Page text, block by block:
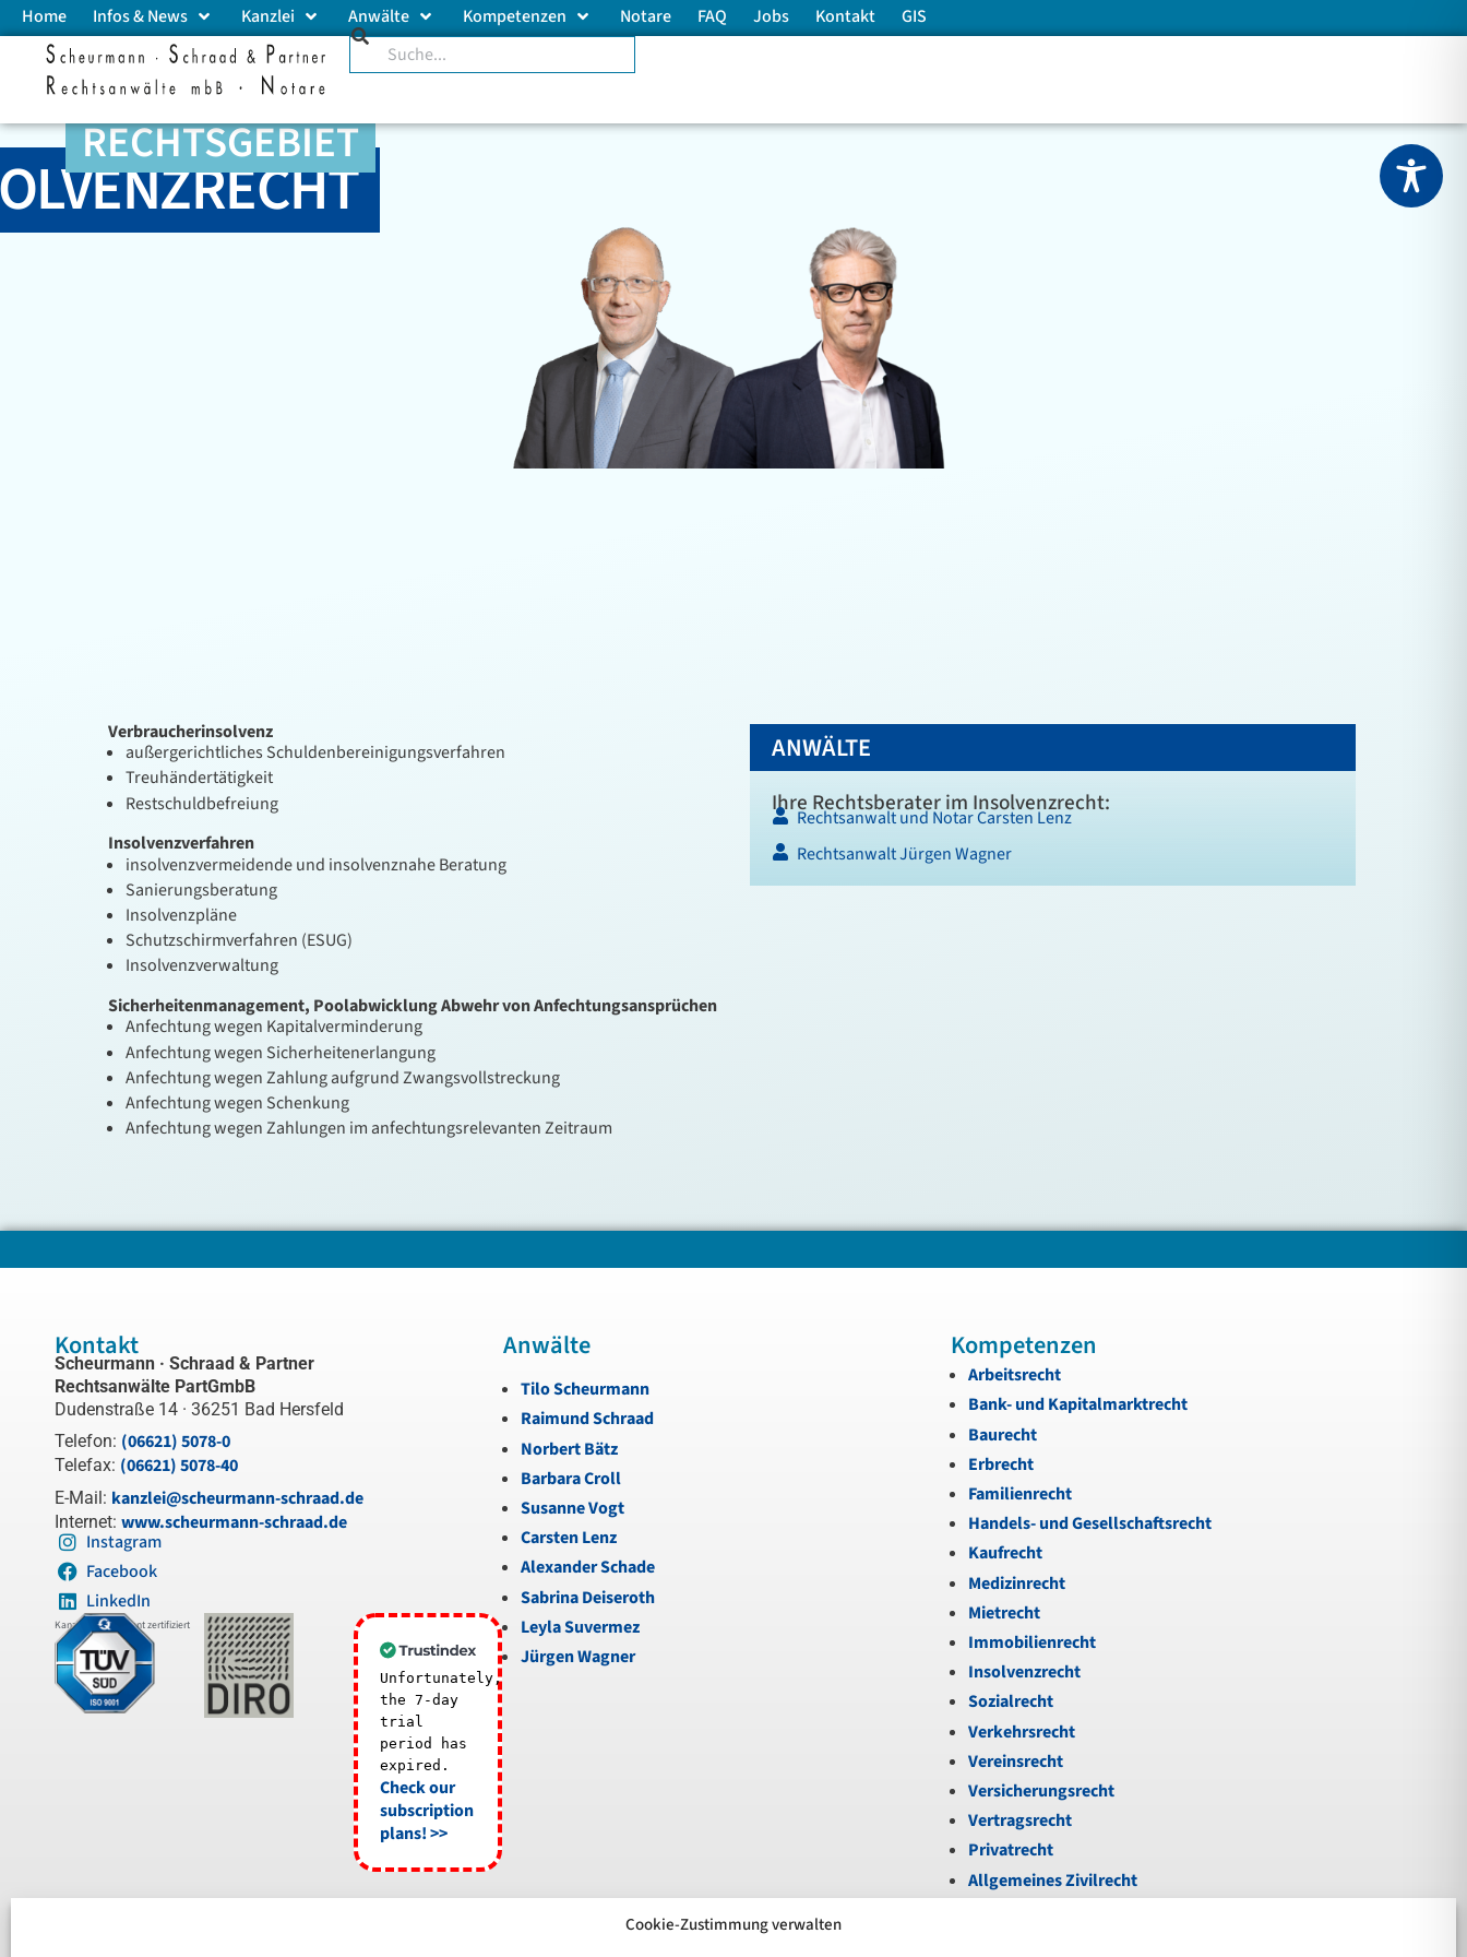
Cookie-Zustimmung verwalten
Home Infos & News Kanzlei Anwälte Kompetenzen Notare FAQ Jobs Kontakt GIS
RECHTSGEBIET
Verbraucherinsolvenz
außergerichtliches Schuldenbereinigungsverfahren
Treuhändertätigkeit
Restschuldbefreiung
Insolvenzverfahren
insolvenzvermeidende und insolvenznahe Beratung
Sanierungsberatung
Insolvenzpläne
Schutzschirmverfahren (ESUG)
Insolvenzverwaltung
Sicherheitenmanagement, PoolabwicklungAbwehr von Anfechtungsansprüchen
Anfechtung wegen Kapitalverminderung
Anfechtung wegen Sicherheitenerlangung
Anfechtung wegen Zahlung aufgrund Zwangsvollstreckung
Anfechtung wegen Schenkung
Anfechtung wegen Zahlungen im anfechtungsrelevanten Zeitraum
ANWÄLTE
Ihre Rechtsberater im Insolvenzrecht:
Rechtsanwalt und Notar Carsten Lenz
Rechtsanwalt Jürgen Wagner
Kontakt
Scheurmann · Schraad & Partner
Rechtsanwälte PartGmbB
Dudenstraße 14 · 36251 Bad Hersfeld
Telefon: (06621) 5078-0
Telefax: (06621) 5078-40
E-Mail: kanzlei@scheurmann-schraad.de
Internet: www.scheurmann-schraad.de
Instagram
Facebook
LinkedIn
Kanzleimanagement zertifiziert
Unfortunately,
the 7-day
trial
period has
expired.
Check our
subscription
plans! >>
Anwälte
Tilo Scheurmann
Raimund Schraad
Norbert Bätz
Barbara Croll
Susanne Vogt
Carsten Lenz
Alexander Schade
Sabrina Deiseroth
Leyla Suvermez
Jürgen Wagner
Kompetenzen
Arbeitsrecht
Bank- und Kapitalmarktrecht
Baurecht
Erbrecht
Familienrecht
Handels- und Gesellschaftsrecht
Kaufrecht
Medizinrecht
Mietrecht
Immobilienrecht
Insolvenzrecht
Sozialrecht
Verkehrsrecht
Vereinsrecht
Versicherungsrecht
Vertragsrecht
Privatrecht
Allgemeines Zivilrecht